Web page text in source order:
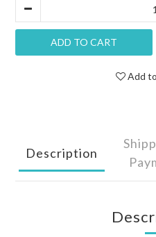
ADD TO CART
Add
Description